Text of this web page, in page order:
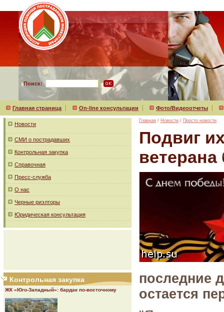
Поиск:
Главная страница On-line консультации Фото/Видеоотчеты
Новости
СМИ о пострадавших
Контрольная закупка
Справочная
Пресс-служба
О нас
Черные риэлторы
Юридическая консультация
Контрольная закупка
ЖК «Юго-Западный»: бардак по-восточному
Главная / Новости / Просто новости
Подвиг
ветерана
последние
остается